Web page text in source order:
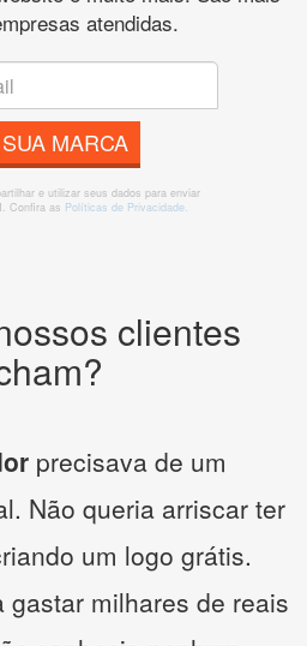
atendidas.
MARCA
e utilizar seus dados para enviar
Confira as Políticas de Privacidade.
clientes
precisava de um
Não queria arriscar ter
um logo grátis.
gastar milhares de reais